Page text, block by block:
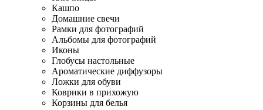
Кашпо
Домашние свечи
Рамки для фотографий
Альбомы для фотографий
Иконы
Глобусы настольные
Ароматические диффузоры
Ложки для обуви
Коврики в прихожую
Корзины для белья